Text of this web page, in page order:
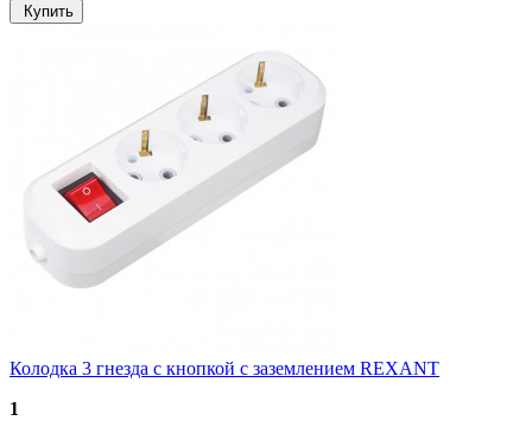
Купить
Колодка 3 гнезда с кнопкой c заземлением REXANT
1